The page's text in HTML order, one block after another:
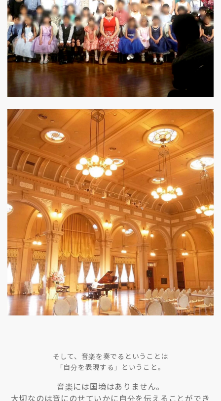
そして、音楽を奏でるということは
「自分を表現する」ということ。
音楽には国境はありません。
大切なのは音にのせていかに自分を伝えることができ